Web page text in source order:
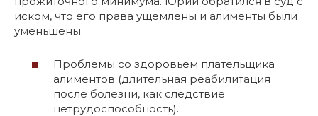
иском, что его права ущемлены и алименты были
уменьшены.
Проблемы со здоровьем плательщика
алиментов (длительная реабилитация
после болезни, как следствие
нетрудоспособность).